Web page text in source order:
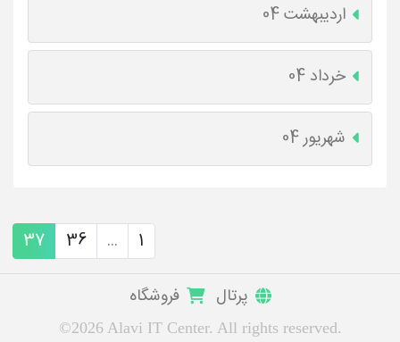
اردیبهشت 04
خرداد 04
شهریور 04
1
...
36
37
پرتال فروشگاه
©2026 Alavi IT Center. All rights reserved.